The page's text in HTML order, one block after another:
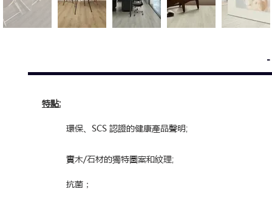
特點:
環保、SCS 認證的健康產品聲明;
實木/石材的獨特圖案和紋理;
抗菌 ；